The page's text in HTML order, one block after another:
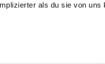
als du sie von